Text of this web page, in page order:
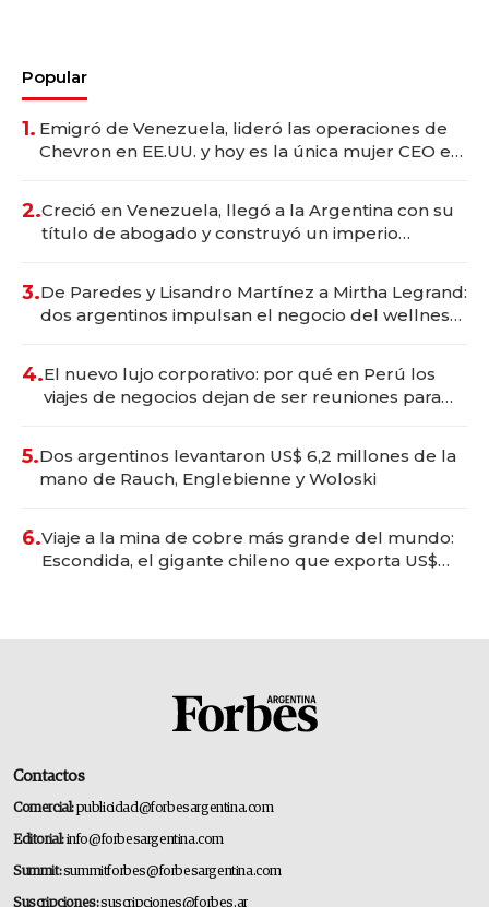
Popular
1. Emigró de Venezuela, lideró las operaciones de
Chevron en EE.UU. y hoy es la única mujer CEO en
2.Creció en Venezuela, llegó a la Argentina con su
título de abogado y construyó un imperio
3.De Paredes y Lisandro Martínez a Mirtha Legrand:
dos argentinos impulsan el negocio del wellness
4.El nuevo lujo corporativo: por qué en Perú los
viajes de negocios dejan de ser reuniones para
5.Dos argentinos levantaron US$ 6,2 millones de la
mano de Rauch, Englebienne y Woloski
6.Viaje a la mina de cobre más grande del mundo:
Escondida, el gigante chileno que exporta US$
Contactos
Comercial:publicidad@forbesargentina.com
Editorial:info@forbesargentina.com
Summit:summitforbes@forbesargentina.com
Suscripciones:suscripciones@forbes.ar